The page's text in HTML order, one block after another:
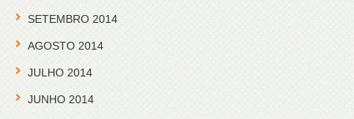
SETEMBRO 2014
AGOSTO 2014
JULHO 2014
JUNHO 2014